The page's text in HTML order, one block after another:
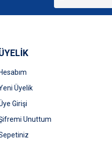
Hesabım
Üyelik
Girişi
Unuttum